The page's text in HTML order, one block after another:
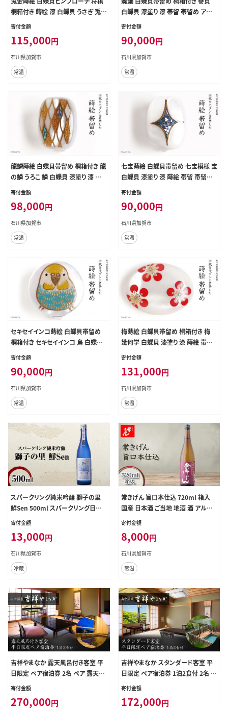
桐箱付き 蒔絵 漆 白蝶貝 うさぎ 兎
ハンドメイド ピンブローチ アクセサ
本製 復興 震災 コロナ 能登半島地
震復興支援 北陸新幹線 F6P-1705
寄付金額
115,000円
石川県加賀市
常温
白蝶貝 漆塗り 漆 帯留 帯留め アクセ
サリー 和装 着物 和服 ギフト 伝統工
復興 震災 コロナ 能登半島地震復興
支援 北陸新幹線 F6P-1712
寄付金額
90,000円
石川県加賀市
常温
龍鱗蒔絵 白蝶貝帯留め 桐箱付き 龍
の鱗 うろこ 鱗 白蝶貝 漆塗り 漆 蒔
絵 帯留 帯留め アクセサリー 和装 着
物 和服 伝統工芸 工芸品 国産うるし
アート 復興 震災 コロナ 能登半島地
震復興支援 北陸新幹線 F6P-1714
寄付金額
98,000円
石川県加賀市
常温
七宝蒔絵 白蝶貝帯留め 七宝模様 宝
白蝶貝 漆塗り 漆 蒔絵 帯留 帯留め
アクセサリー 和装 着物 和服 伝統工
芸 工芸品 国産 日本製 うるしアート
復興 震災 コロナ 能登半島地震復興
支援 北陸新幹線 F6P-1715
寄付金額
90,000円
石川県加賀市
常温
セキセイインコ蒔絵 白蝶貝帯留め
桐箱付き セキセイインコ 鳥 白蝶貝
漆塗り 漆 蒔絵 帯留 帯留め アクセサ
リー 和装 着物 和服 工芸品 国産 日
本製 復興 震災 コロナ 能登半島地
震復興支援 北陸新幹線 F6P-1717
寄付金額
90,000円
石川県加賀市
常温
梅蒔絵 白蝶貝帯留め 桐箱付き 梅
幾何学 白蝶貝 漆塗り 漆 蒔絵 帯留
帯留め アクセサリー 和装 着物 和服
伝統工芸 工芸品 国産 日本製 うるし
アート 復興 震災 コロナ 能登半島地
震復興支援 北陸新幹線 F6P-1720
寄付金額
131,000円
石川県加賀市
常温
スパークリング純米吟醸 獅子の里
鮮Sen 500ml スパークリング日本
酒 日本酒 純米吟醸 食中酒 瓶 酒 ア
本製 復興 震災 コロナ 能登半島地
震復興支援 北陸新幹線 F6P-2482
寄付金額
13,000円
石川県加賀市
冷蔵
常きげん 旨口本仕込 720ml 箱入
国産 日本酒 ご当地 地酒 酒 アルコ
ール 鹿野酒造 贈り物 ギフト F6P-29
寄付金額
8,000円
石川県加賀市
常温
吉祥やまなか 露天風呂付き客室 平
日限定 ペア宿泊券 2名 ペア 露天風
呂 温泉 宿泊券 旅行 トラベル 宿泊
寄付金額
270,000円
吉祥やまなか スタンダード客室 平
日限定 ペア宿泊券 1泊2食付 2名 ペ
ア 食事付 温泉 宿泊券 旅行 トラベ
986
寄付金額
172,000円